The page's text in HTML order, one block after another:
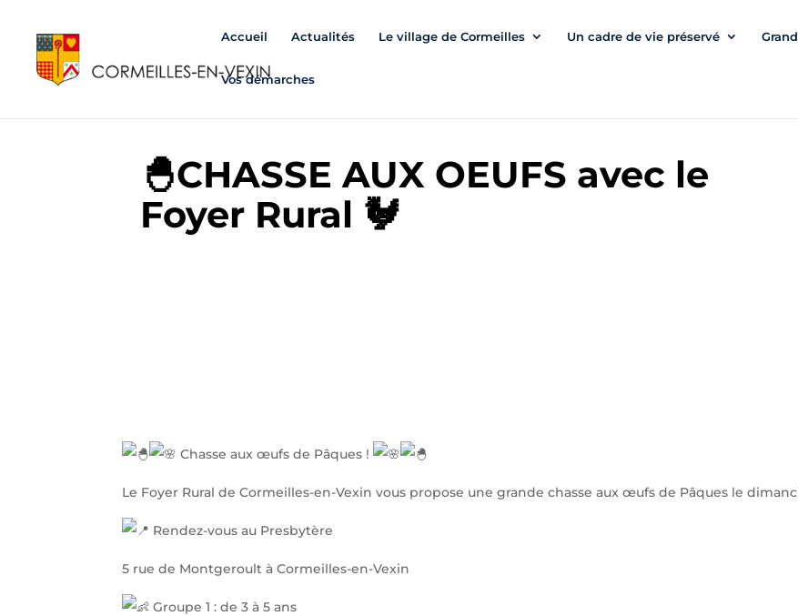
Accueil Actualités Le village de Cormeilles Un cadre de vie préservé
Vos démarches
🐣CHASSE AUX OEUFS avec le
Foyer Rural 🐓
Chasse aux œufs de Pâques !
Le Foyer Rural de Cormeilles-en-Vexin vous propose une grande chasse aux œufs de Pâques le
Rendez-vous au Presbytère
5 rue de Montgeroult à Cormeilles-en-Vexin
Groupe 1 : de 3 à 5 ans